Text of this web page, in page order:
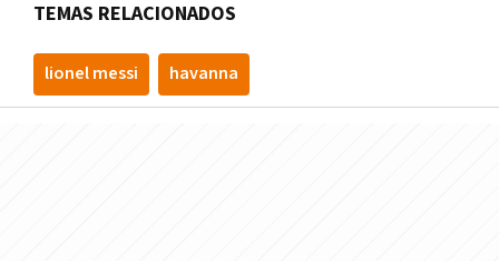
TEMAS RELACIONADOS
lionel messi havanna